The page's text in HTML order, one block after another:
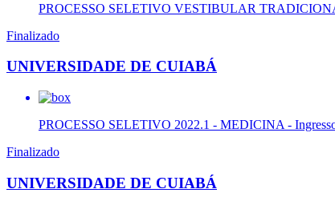
PROCESSO SELETIVO VESTIBULAR
Finalizado
UNIVERSIDADE DE CUIABÁ
PROCESSO SELETIVO 2022.1 - MEDICINA -
Finalizado
UNIVERSIDADE DE CUIABÁ